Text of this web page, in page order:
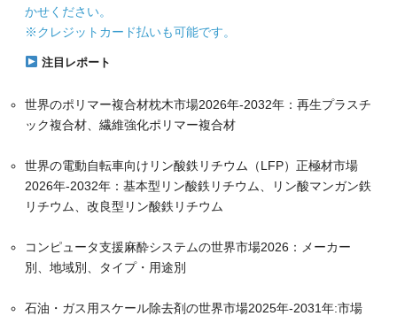
かせください。
※クレジットカード払いも可能です。
注目レポート
世界のポリマー複合材枕木市場2026年-2032年：再生プラスチ
ック複合材、繊維強化ポリマー複合材
世界の電動自転車向けリン酸鉄リチウム（LFP）正極材市場
2026年-2032年：基本型リン酸鉄リチウム、リン酸マンガン鉄
リチウム、改良型リン酸鉄リチウム
コンピュータ支援麻酔システムの世界市場2026：メーカー
別、地域別、タイプ・用途別
石油・ガス用スケール除去剤の世界市場2025年-2031年:市場